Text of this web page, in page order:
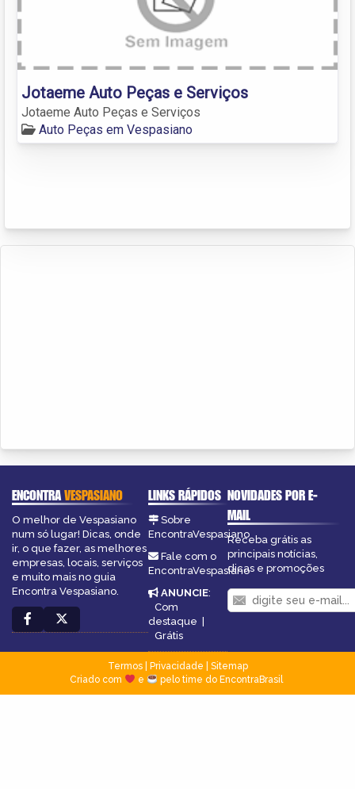
Jotaeme Auto Peças e Serviços
Jotaeme Auto Peças e Serviços
Auto Peças em Vespasiano
ENCONTRAVESPASIANO
O melhor de Vespasiano
num só lugar! Dicas, onde
ir, o que fazer, as melhores
empresas, locais, serviços
e muito mais no guia
Encontra Vespasiano.
LINKS RÁPIDOS
Sobre
EncontraVespasiano
Fale com o
EncontraVespasiano
ANUNCIE:
Com
destaque |
Grátis
NOVIDADES POR E-
MAIL
Receba grátis as
principais notícias,
dicas e promoções
Termos| Privacidade
Sitemap
Criado com
e pelo time do EncontraBrasil